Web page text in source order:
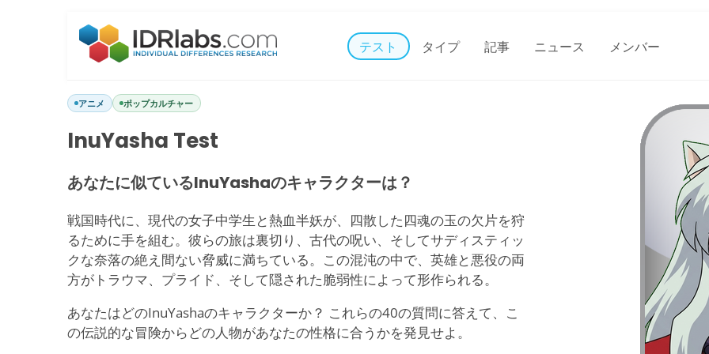
テスト タイプ 記事 ニュース メンバー
アニメ ポップカルチャー
InuYasha Test
あなたに似ているInuYashaのキャラクターは？
戦国時代に、現代の女子中学生と熱血半妖が、四散した四魂の玉の欠片を狩
るために手を組む。彼らの旅は裏切り、古代の呪い、そしてサディスティッ
クな奈落の絶え間ない脅威に満ちている。この混沌の中で、英雄と悪役の両
方がトラウマ、プライド、そして隠された脆弱性によって形作られる。
あなたはどのInuYashaのキャラクターか？ これらの40の質問に答えて、こ
の伝説的な冒険からどの人物があなたの性格に合うかを発見せよ。